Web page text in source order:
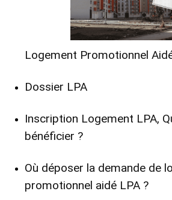
Logement Promotionnel
Dossier LPA
Inscription Logement LPA,
bénéficier ?
Où déposer la demande de
promotionnel aidé LPA ?